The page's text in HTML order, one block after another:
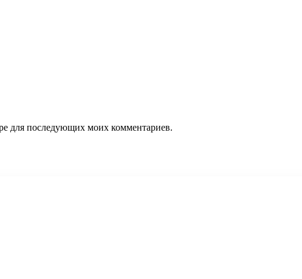
для последующих моих комментариев.